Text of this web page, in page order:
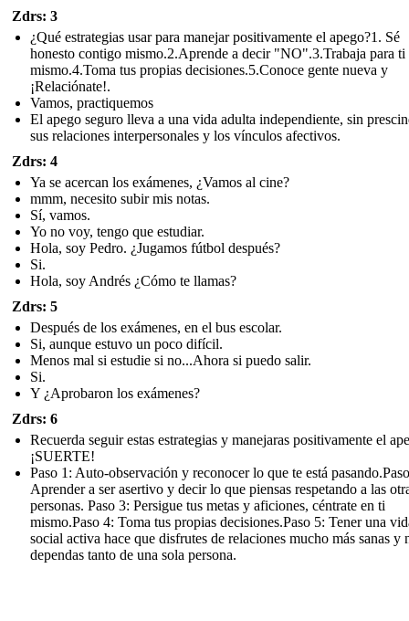
Zdrs: 3
¿Qué estrategias usar para manejar positivamente el apego?1. Sé
honesto contigo mismo.2.Aprende a decir "NO".3.Trabaja para ti
mismo.4.Toma tus propias decisiones.5.Conoce gente nueva y
¡Relaciónate!.
Vamos, practiquemos
El apego seguro lleva a una vida adulta independiente, sin
sus relaciones interpersonales y los vínculos afectivos.
Zdrs: 4
Ya se acercan los exámenes, ¿Vamos al cine?
mmm, necesito subir mis notas.
Sí, vamos.
Yo no voy, tengo que estudiar.
Hola, soy Pedro. ¿Jugamos fútbol después?
Si.
Hola, soy Andrés ¿Cómo te llamas?
Zdrs: 5
Después de los exámenes, en el bus escolar.
Si, aunque estuvo un poco difícil.
Menos mal si estudie si no...Ahora si puedo salir.
Si.
Y ¿Aprobaron los exámenes?
Zdrs: 6
Recuerda seguir estas estrategias y manejaras positivamente el
¡SUERTE!
Paso 1: Auto-observación y reconocer lo que te está
Aprender a ser asertivo y decir lo que piensas respetando a las
personas. Paso 3: Persigue tus metas y aficiones, céntrate en ti
mismo.Paso 4: Toma tus propias decisiones.Paso 5: Tener una
social activa hace que disfrutes de relaciones mucho más sanas y
dependas tanto de una sola persona.